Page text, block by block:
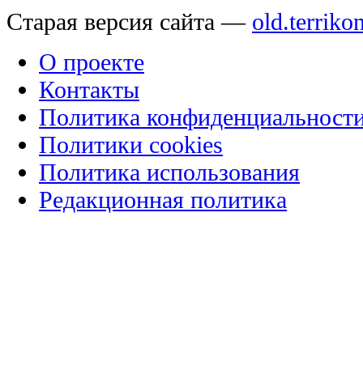
Старая версия сайта —
О проекте
Контакты
Политика
Политики cookies
Политика использования
Редакционная политика